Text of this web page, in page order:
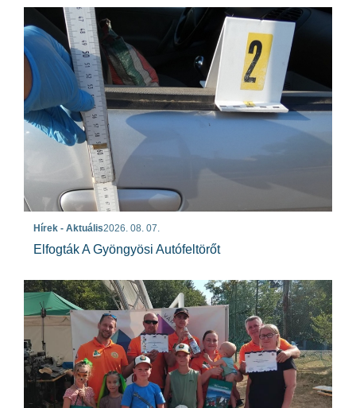
Hírek - Aktuális2026. 08. 07.
Elfogták A Gyöngyösi Autófeltörőt